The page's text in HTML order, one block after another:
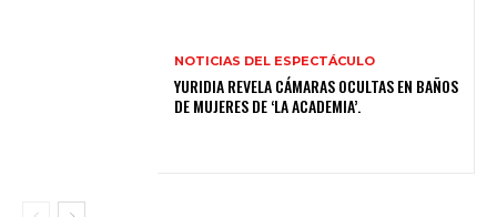
NOTICIAS DEL ESPECTÁCULO
YURIDIA REVELA CÁMARAS OCULTAS EN BAÑOS
DE MUJERES DE ‘LA ACADEMIA’.